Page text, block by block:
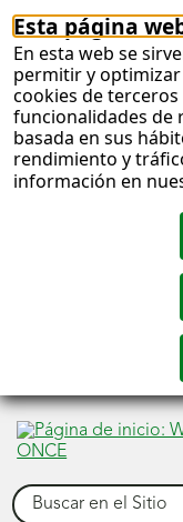
Esta página
En esta web se
permitir y optimizar
cookies de
funcionalidades de
basada en sus
rendimiento y
información en
Buscar